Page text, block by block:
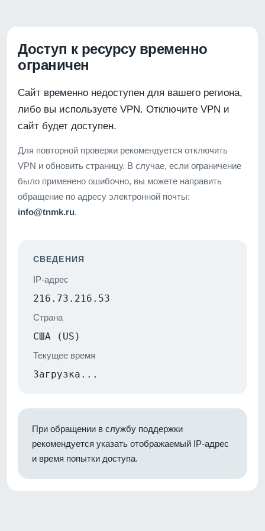
Доступ к ресурсу временно
ограничен
Сайт временно недоступен для вашего региона,
либо вы используете VPN. Отключите VPN и
сайт будет доступен.
Для повторной проверки рекомендуется отключить
VPN и обновить страницу. В случае, если ограничение
было применено ошибочно, вы можете направить
обращение по адресу электронной почты:
info@tnmk.ru.
СВЕДЕНИЯ
IP-адрес
216.73.216.53
Страна
США (US)
Текущее время
Загрузка...
При обращении в службу поддержки
рекомендуется указать отображаемый IP-адрес
и время попытки доступа.